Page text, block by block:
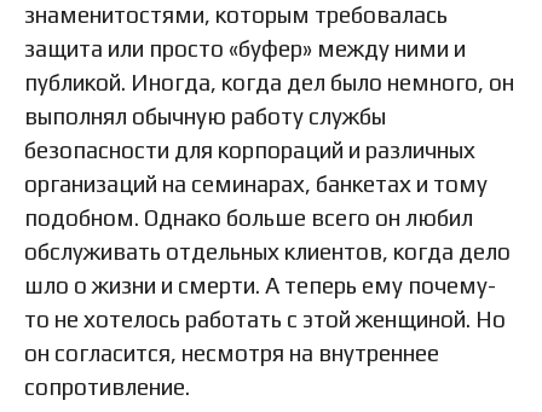
знаменитостями, которым требовалась
защита или просто «буфер» между ними и
публикой. Иногда, когда дел было немного, он
выполнял обычную работу службы
безопасности для корпораций и различных
организаций на семинарах, банкетах и тому
подобном. Однако больше всего он любил
обслуживать отдельных клиентов, когда дело
шло о жизни и смерти. А теперь ему почему-
то не хотелось работать с этой женщиной. Но
он согласится, несмотря на внутреннее
сопротивление.